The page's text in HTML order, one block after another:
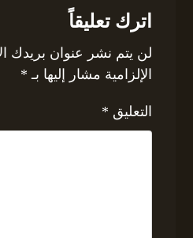
اترك تعليقاً
لن يتم نشر عنوان بريدك
الإلزامية مشار إليها بـ *
التعليق *